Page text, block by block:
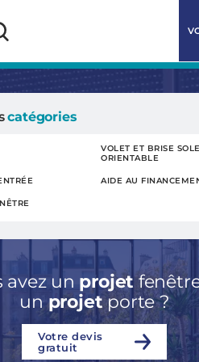
catégories
VOLET ET BRISE
ORIENTABLE
AIDE AU
avez un projet
unprojetporte ?
Votre devis
gratuit